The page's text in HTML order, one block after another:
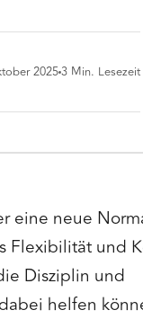
20253 Min. Lesezeit
eine neue
Flexibilität und
Disziplin und
helfen